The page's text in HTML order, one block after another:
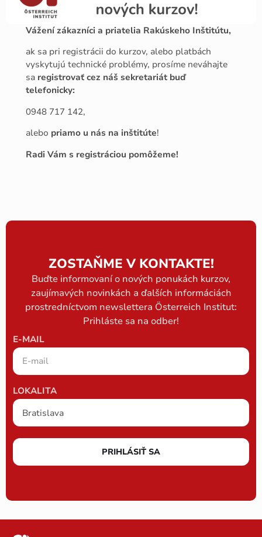
Vážení zákazníci a priatelia Rakúskeho Inštitútu,
ak sa pri registrácii do kurzov, alebo platbách
vyskytujú technické problémy, prosíme neváhajte
sa registrovať cez náš sekretariát buď
telefonicky:
0948 717 142,
alebo priamo u nás na inštitúte!
Radi Vám s registráciou pomôžeme!
ZOSTAŇME V KONTAKTE!
Buďte informovaní o nových ponukách kurzov,
zaujímavých novinkách a ďalších informáciách
prostredníctvom newslettera Österreich Institut:
Prihláste sa na odber!
E-MAIL
LOKALITA
PRIHLÁSIŤ SA